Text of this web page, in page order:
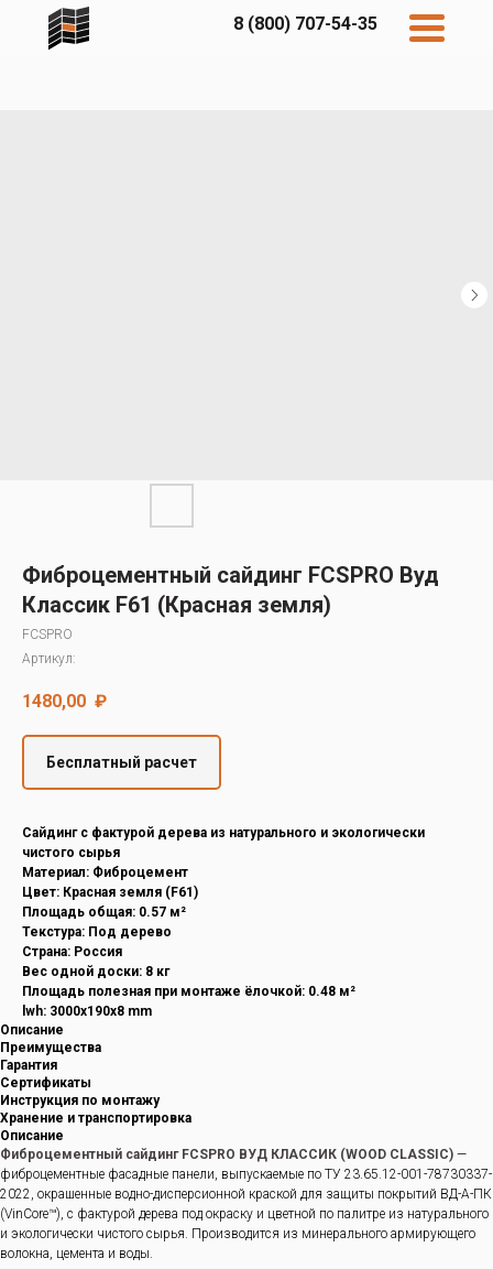
8 (800) 707-54-35
Фиброцементный сайдинг FCSPRO Вуд
Классик F61 (Красная земля)
FCSPRO
Артикул:
1480,00 ₽
Бесплатный расчет
Cайдинг с фактурой дерева из натурального и экологически
чистого сырья
Материал: Фиброцемент
Цвет: Красная земля (F61)
Площадь общая: 0.57 м²
Текстура: Под дерево
Страна: Россия
Вес одной доски: 8 кг
Площадь полезная при монтаже ёлочкой: 0.48 м²
lwh: 3000x190x8 mm
Описание
Преимущества
Гарантия
Сертификаты
Инструкция по монтажу
Хранение и транспортировка
Описание
Фиброцементный сайдинг FCSPRO ВУД КЛАССИК (WOOD CLASSIC) —
фиброцементные фасадные панели, выпускаемые по ТУ 23.65.12-001-78730337-
2022, окрашенные водно-дисперсионной краской для защиты покрытий ВД-А-ПК
(VinCore™), с фактурой дерева под окраску и цветной по палитре из натурального
и экологически чистого сырья. Производится из минерального армирующего
волокна, цемента и воды.